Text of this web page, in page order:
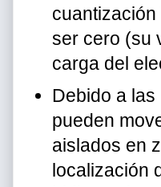
ser cero (su
carga del
Debido a
pueden
aislados en
localización